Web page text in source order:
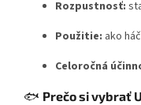
Rozpustnosť:
Použitie: ako
Celoročná
🐟 Prečo si vybrať